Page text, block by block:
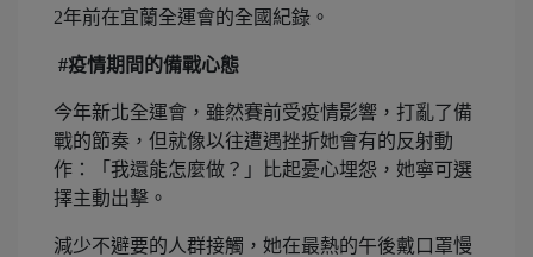
2年前在宜蘭全運會的全國紀錄。
#疫情期間的備戰心態
今年新北全運會，雖然賽前受疫情影響，打亂了備
戰的節奏，但就像以往遭遇挫折她會有的反射動
作：「我還能怎麼做？」比起憂心埋怨，她寧可選
擇主動出擊。
減少不避要的人群接觸，她在最熱的午後戴口罩慢